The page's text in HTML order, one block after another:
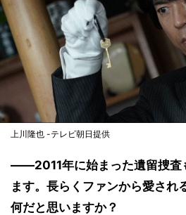
上川隆也 -テレビ朝日提供
――2011年に始まった遺留捜査
ます。長らくファンから愛され
何だと思いますか？